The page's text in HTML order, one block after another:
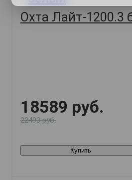
Охта Лайт-1200.3
18589 руб.
22493 руб.
Купить